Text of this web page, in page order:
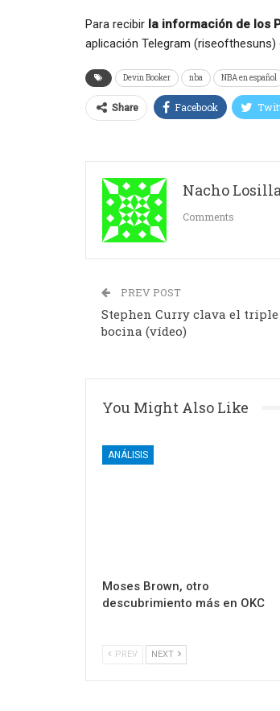
Para recibir la información de los
aplicación Telegram (riseofthesuns)
Devin Booker nba NBA en español
Share Facebook
Nacho
Comments
PREV POST
Stephen Curry clava el triple
bocina (vídeo)
You Might Also Like
ANÁLISIS
Moses Brown, otro
descubrimiento más en OKC
PREV NEXT